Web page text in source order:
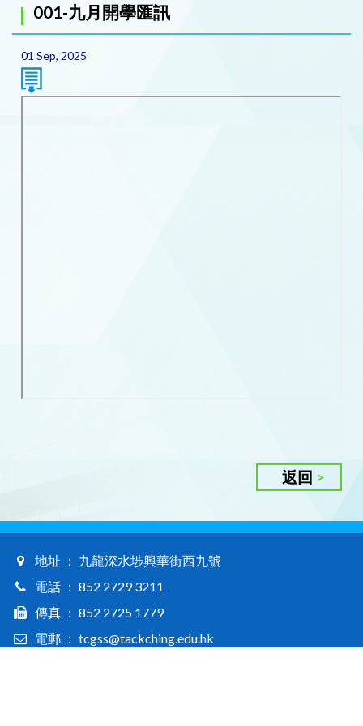
001-九月開學匯訊
01 Sep, 2025
返回
地址 ： 九龍深水埗興華街西九號
電話 ： 852 2729 3211
傳真 ： 852 2725 1779
電郵 ： tcgss@tackching.edu.hk